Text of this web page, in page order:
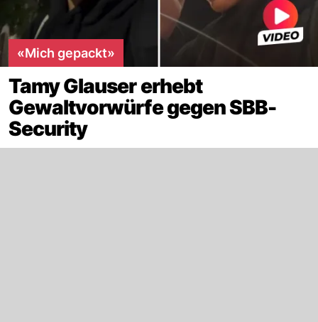
«Mich gepackt»
Tamy Glauser erhebt
Gewaltvorwürfe gegen SBB-
Security